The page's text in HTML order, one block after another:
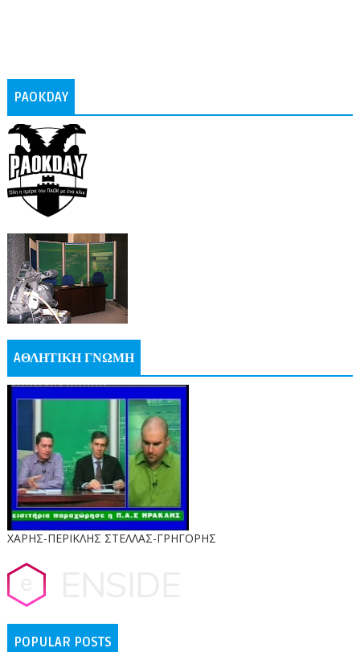
PAOKDAY
AΘΛΗΤΙΚΗ ΓΝΩΜΗ
ΧΑΡΗΣ-ΠΕΡΙΚΛΗΣ ΣΤΕΛΛΑΣ-ΓΡΗΓΟΡΗΣ
POPULAR POSTS